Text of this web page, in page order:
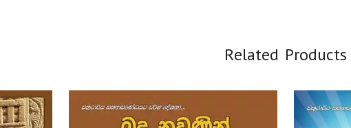
Related Products